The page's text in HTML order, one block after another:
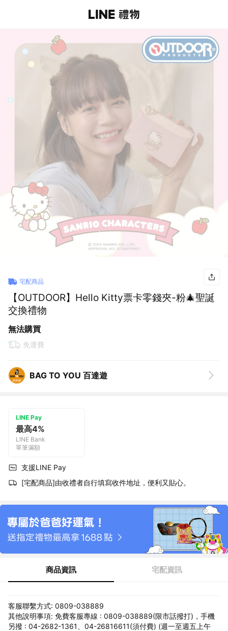
宅配商品
【OUTDOOR】Hello Kitty票卡零錢夾-粉🎄聖誕
交換禮物
無法購買
免運費
BAG TO YOU 百達遊
LINE Pay
最高4%
LINE Bank
單筆滿額
支援LINE Pay
[宅配商品]由收禮者自行填寫收件地址，便利又貼心。
商品資訊 宅配資訊
客服聯繫方式: 0809-038889
其他說明事項: 免費客服專線 : 0809-038889(限市話撥打)，手機
另撥 : 04-2682-1361、04-26816611(須付費) (週一至週五上午